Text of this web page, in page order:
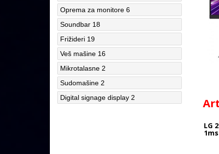
Oprema za monitore 6
Soundbar 18
Frižideri 19
Veš mašine 16
Mikrotalasne 2
Sudomašine 2
Digital signage display 2
LG